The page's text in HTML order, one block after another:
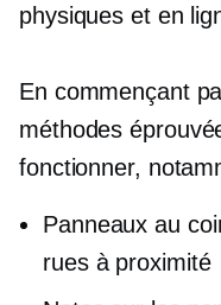
physiques et en
En commençant
méthodes
fonctionner,
Panneaux au
rues à proximité